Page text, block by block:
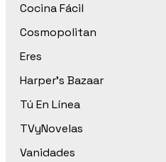
Cocina Fácil
Cosmopolitan
Eres
Harper’s Bazaar
Tú En Línea
TVyNovelas
Vanidades